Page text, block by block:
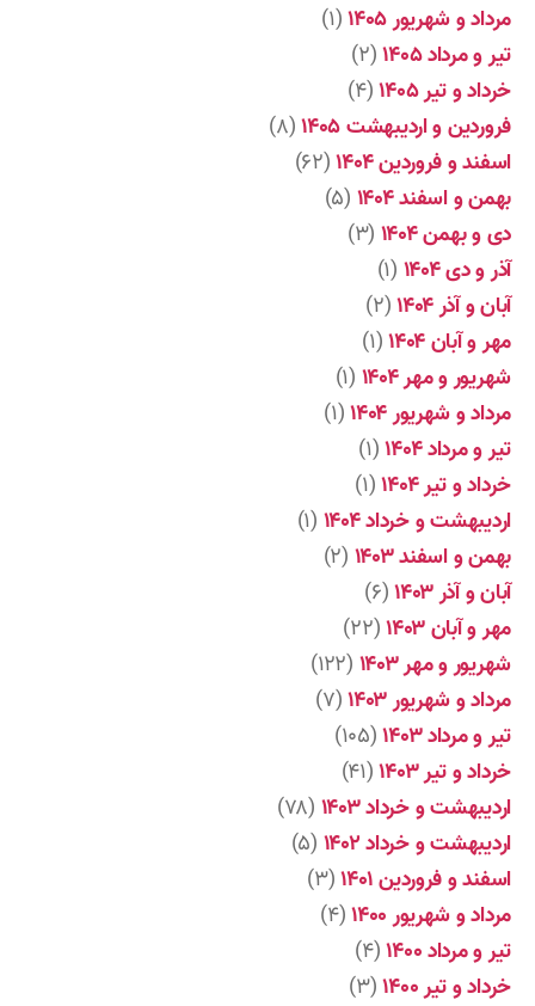
مرداد و شهریور ۱۴۰۵
(۱)
تیر و مرداد ۱۴۰۵
(۲)
خرداد و تیر ۱۴۰۵
(۴)
فروردین و اردیبهشت ۱۴۰۵
(۸)
اسفند و فروردین ۱۴۰۴
(۶۲)
بهمن و اسفند ۱۴۰۴
(۵)
دی و بهمن ۱۴۰۴
(۳)
آذر و دی ۱۴۰۴
(۱)
آبان و آذر ۱۴۰۴
(۲)
مهر و آبان ۱۴۰۴
(۱)
شهریور و مهر ۱۴۰۴
(۱)
مرداد و شهریور ۱۴۰۴
(۱)
تیر و مرداد ۱۴۰۴
(۱)
خرداد و تیر ۱۴۰۴
(۱)
اردیبهشت و خرداد ۱۴۰۴
(۱)
بهمن و اسفند ۱۴۰۳
(۲)
آبان و آذر ۱۴۰۳
(۶)
مهر و آبان ۱۴۰۳
(۲۲)
شهریور و مهر ۱۴۰۳
(۱۲۲)
مرداد و شهریور ۱۴۰۳
(۷)
تیر و مرداد ۱۴۰۳
(۱۰۵)
خرداد و تیر ۱۴۰۳
(۴۱)
اردیبهشت و خرداد ۱۴۰۳
(۷۸)
اردیبهشت و خرداد ۱۴۰۲
(۵)
اسفند و فروردین ۱۴۰۱
(۳)
مرداد و شهریور ۱۴۰۰
(۴)
تیر و مرداد ۱۴۰۰
(۴)
خرداد و تیر ۱۴۰۰
(۳)